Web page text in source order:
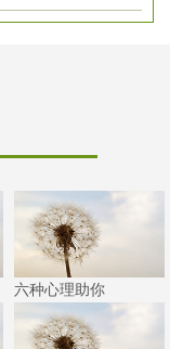
六种心理助你